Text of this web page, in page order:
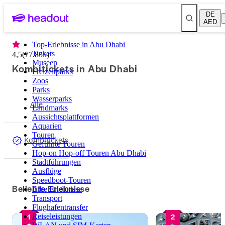
DE
AED
Top-Erlebnisse in Abu Dhabi
Tickets
Museen
Freizeitparks
Zoos
Parks
Wasserparks
Landmarks
Aussichtsplattformen
Aquarien
Touren
Geführte Touren
Hop-on Hop-off Touren Abu Dhabi
Stadtführungen
Ausflüge
Speedboot-Touren
Erbe Erlebnisse
Transport
Flughafentransfer
Reiseleistungen
4,5(77.835)
Kombitickets in Abu Dhabi
Alle
Kombitickets
Beliebte Erlebnisse
1 2